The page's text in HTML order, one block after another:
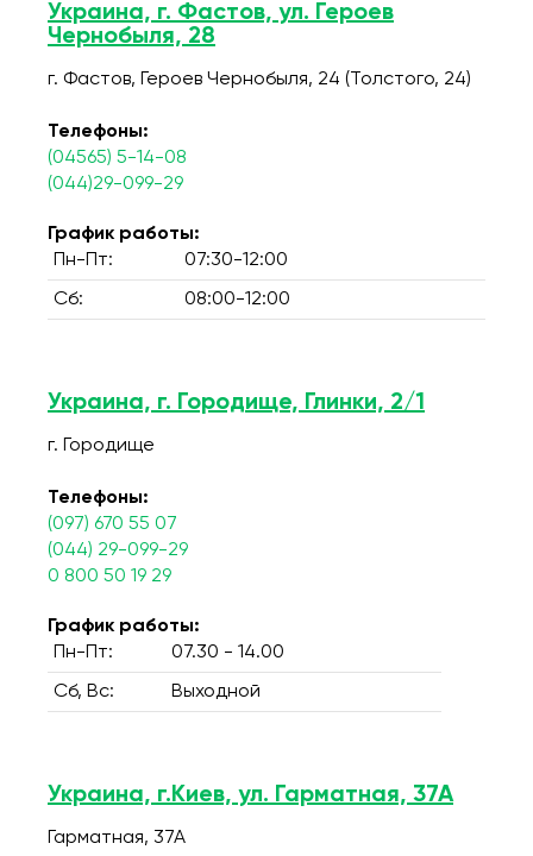
Украина, г. Фастов, ул. Героев
Чернобыля, 28
г. Фастов, Героев Чернобыля, 24 (Толстого, 24)
Телефоны:
(04565) 5-14-08
(044)29-099-29
График работы:
Пн-Пт:
07:30-12:00
Сб: 08:00-12:00
Украина, г. Городище, Глинки, 2/1
г. Городище
Телефоны:
(097) 670 55 07
(044) 29-099-29
0 800 50 19 29
График работы:
Пн-Пт:
07.30 - 14.00
Сб, Вс: Выходной
Украина, г.Киев, ул. Гарматная, 37А
Гарматная, 37А